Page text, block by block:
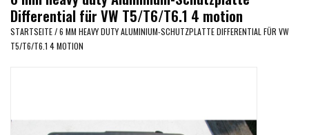
Ergebnis
auszuwählen.
VW T7 2025
VW T6
VW CRAFTER / MAN TGE
Differential für VW T5/T6/T6.1 4 motion
STARTSEITE/6 MM HEAVY DUTY ALUMINIUM-SCHUTZPLATTE DIFFERENTIAL FÜR VW
T5/T6/T6.1 4 MOTION